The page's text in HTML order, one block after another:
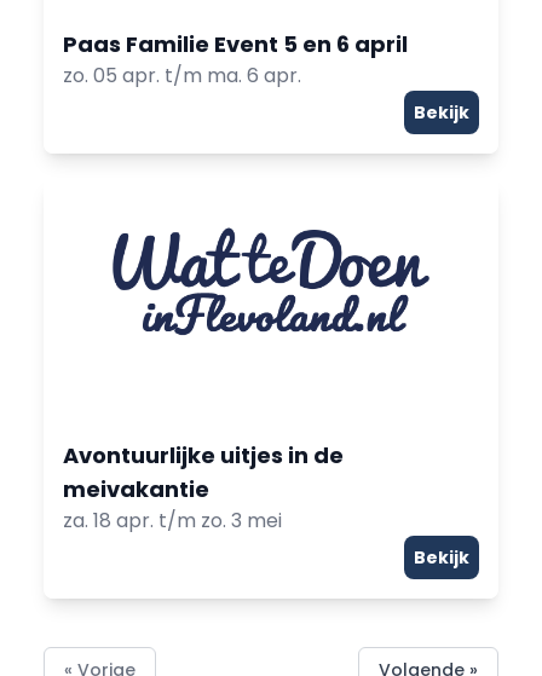
Paas Familie Event 5 en 6 april
zo. 05 apr. t/m ma. 6 apr.
Bekijk
Avontuurlijke uitjes in de
meivakantie
za. 18 apr. t/m zo. 3 mei
Bekijk
« Vorige Volgende »